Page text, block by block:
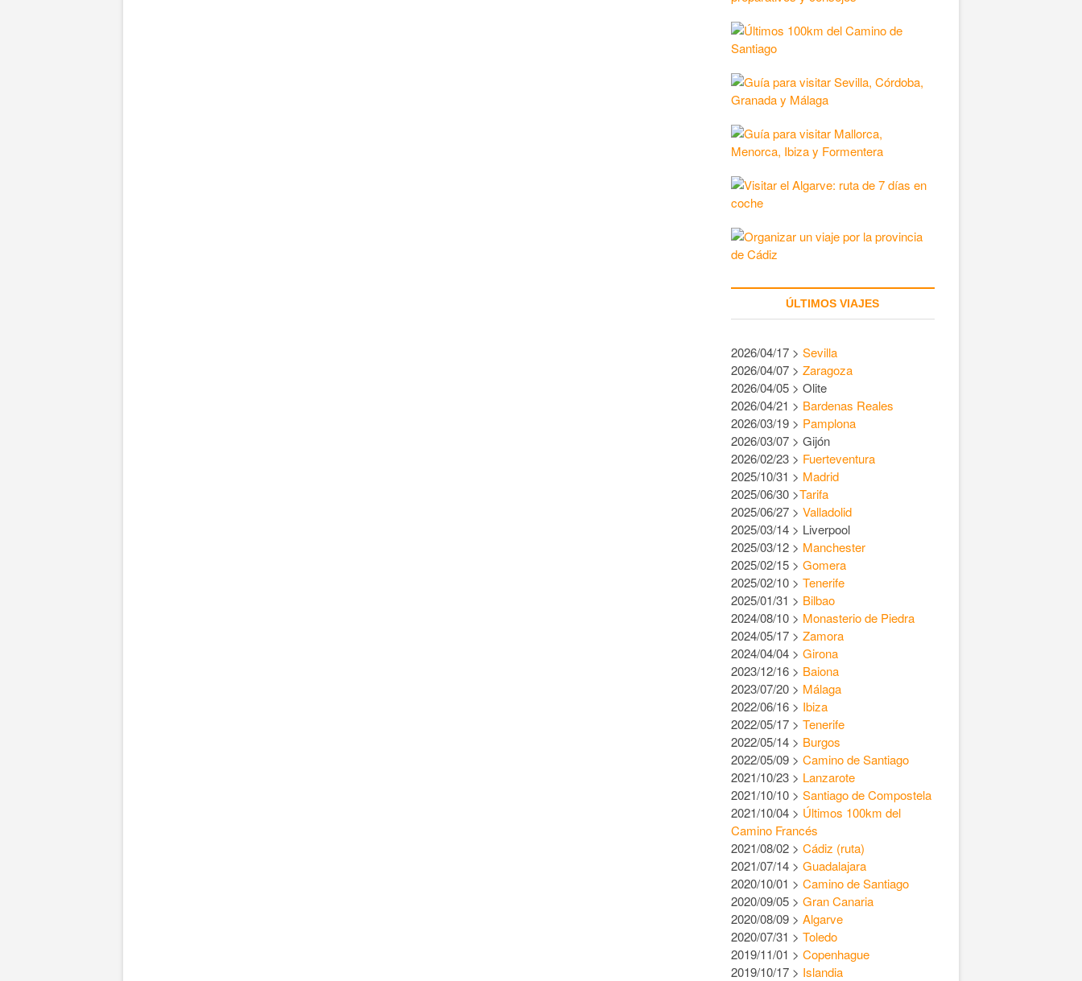
ÚLTIMOS VIAJES
2026/04/17 > Sevilla
2026/04/07 > Zaragoza
2026/04/05 > Olite
2026/04/21 > Bardenas Reales
2026/03/19 > Pamplona
2026/03/07 > Gijón
2026/02/23 > Fuerteventura
2025/10/31 > Madrid
2025/06/30 >Tarifa
2025/06/27 > Valladolid
2025/03/14 > Liverpool
2025/03/12 > Manchester
2025/02/15 > Gomera
2025/02/10 > Tenerife
2025/01/31 > Bilbao
2024/08/10 > Monasterio de Piedra
2024/05/17 > Zamora
2024/04/04 > Girona
2023/12/16 > Baiona
2023/07/20 > Málaga
2022/06/16 > Ibiza
2022/05/17 > Tenerife
2022/05/14 > Burgos
2022/05/09 > Camino de Santiago
2021/10/23 > Lanzarote
2021/10/10 > Santiago de Compostela
2021/10/04 > Últimos 100km del
Camino Francés
2021/08/02 > Cádiz (ruta)
2021/07/14 > Guadalajara
2020/10/01 > Camino de Santiago
2020/09/05 > Gran Canaria
2020/08/09 > Algarve
2020/07/31 > Toledo
2019/11/01 > Copenhague
2019/10/17 > Islandia